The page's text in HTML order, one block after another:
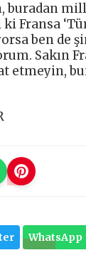
buradan
Fransa
ben de
Sakın
etmeyin,
WhatsApp